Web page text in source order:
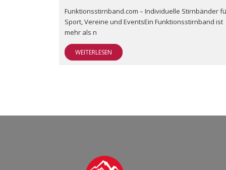
Funktionsstirnband.com – Individuelle Stirnbänder
Sport, Vereine und EventsEin Funktionsstirnband ist
mehr als n
WEITERLESEN